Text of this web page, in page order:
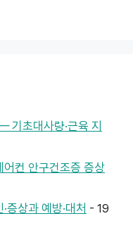
기초대사량·근육 지
컨 안구건조증 증상
상과 예방·대처 - 19